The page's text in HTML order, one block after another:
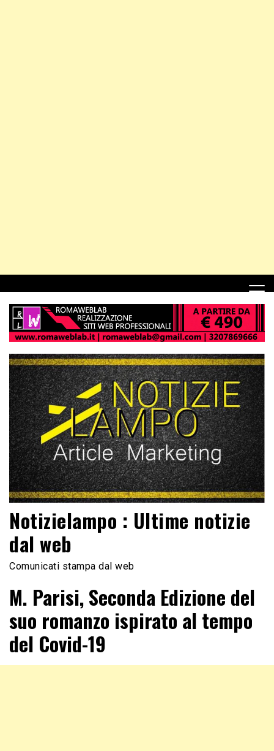
Notizielampo : Ultime notizie
dal web
Comunicati stampa dal web
M. Parisi, Seconda Edizione del
suo romanzo ispirato al tempo
del Covid-19